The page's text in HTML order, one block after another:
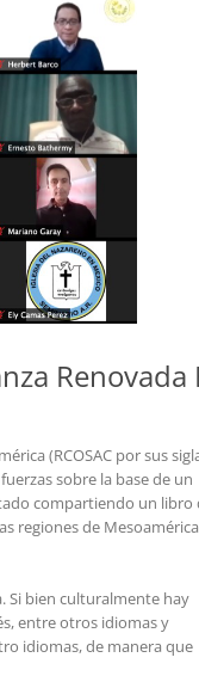
Renovada
(RCOSAC por sus
sobre la base de un
compartiendo un libro
regiones de
Si bien culturalmente hay
entre otros idiomas y
idiomas, de manera que